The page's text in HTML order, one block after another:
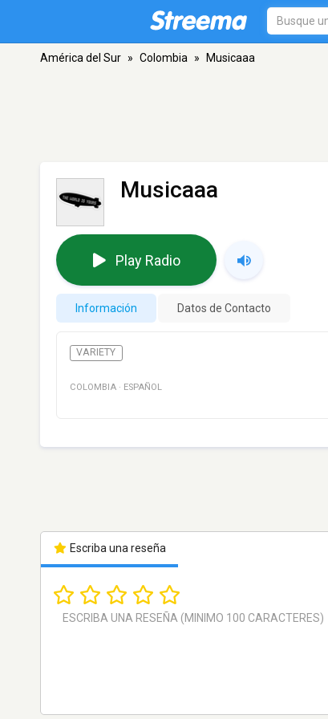
América del Sur » Colombia » Musicaaa
Musicaaa
Play Radio
Información Datos de Contacto
VARIETY
COLOMBIA · ESPAÑOL
Escriba una reseña